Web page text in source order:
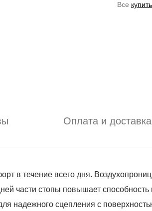
Все
Оплата и доставка
в течение всего дня.
части стопы повышает
надежного сцепления с